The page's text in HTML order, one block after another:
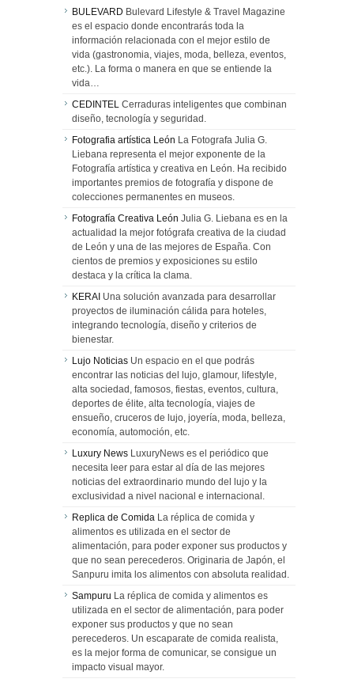
BULEVARD Bulevard Lifestyle & Travel Magazine
es el espacio donde encontrarás toda la
información relacionada con el mejor estilo de
vida (gastronomia, viajes, moda, belleza, eventos,
etc.). La forma o manera en que se entiende la
vida…
CEDINTEL Cerraduras inteligentes que combinan
diseño, tecnología y seguridad.
Fotografia artística León La Fotografa Julia G.
Liebana representa el mejor exponente de la
Fotografía artística y creativa en León. Ha recibido
importantes premios de fotografía y dispone de
colecciones permanentes en museos.
Fotografía Creativa León Julia G. Liebana es en la
actualidad la mejor fotógrafa creativa de la ciudad
de León y una de las mejores de España. Con
cientos de premios y exposiciones su estilo
destaca y la crítica la clama.
KERAI Una solución avanzada para desarrollar
proyectos de iluminación cálida para hoteles,
integrando tecnología, diseño y criterios de
bienestar.
Lujo Noticias Un espacio en el que podrás
encontrar las noticias del lujo, glamour, lifestyle,
alta sociedad, famosos, fiestas, eventos, cultura,
deportes de élite, alta tecnología, viajes de
ensueño, cruceros de lujo, joyería, moda, belleza,
economía, automoción, etc.
Luxury News LuxuryNews es el periódico que
necesita leer para estar al día de las mejores
noticias del extraordinario mundo del lujo y la
exclusividad a nivel nacional e internacional.
Replica de Comida La réplica de comida y
alimentos es utilizada en el sector de
alimentación, para poder exponer sus productos y
que no sean perecederos. Originaria de Japón, el
Sanpuru imita los alimentos con absoluta realidad.
Sampuru La réplica de comida y alimentos es
utilizada en el sector de alimentación, para poder
exponer sus productos y que no sean
perecederos. Un escaparate de comida realista,
es la mejor forma de comunicar, se consigue un
impacto visual mayor.